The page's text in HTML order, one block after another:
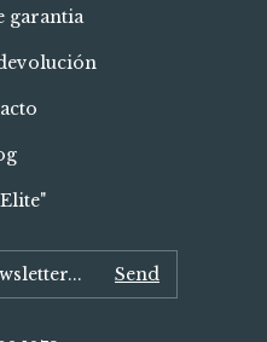
garantia